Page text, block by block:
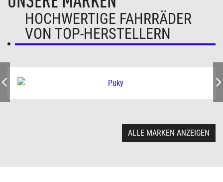
HOCHWERTIGE FAHRRÄDER
VON TOP-HERSTELLERN
ALLE MARKEN ANZEIGEN